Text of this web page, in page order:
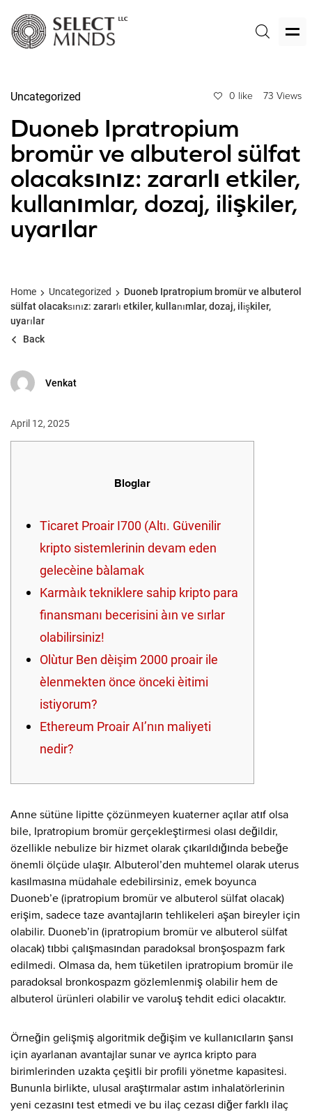
Uncategorized 0 like 73 Views
Duoneb Ipratropium
bromür ve albuterol sülfat
olacaksınız: zararlı etkiler,
kullanımlar, dozaj, ilişkiler,
uyarılar
Home Uncategorized
Duoneb Ipratropium bromür ve albuterol
sülfat olacaksınız: zararlı etkiler, kullanımlar, dozaj, ilişkiler,
uyarılar
Back
Venkat
April 12, 2025
Bloglar
Ticaret Proair I700 (Altı. Güvenilir
kripto sistemlerinin devam eden
geleceğine başlamak
Karmaşık tekniklere sahip kripto para
finansmanı becerisini aşın ve sırlar
olabilirsiniz!
Oluştur Ben değişim 2000 proair ile
eğlenmekten önce önceki eğitimi
istiyorum?
Ethereum Proair AI’nın maliyeti
nedir?
Anne sütüne lipitte çözünmeyen kuaterner açılar atıf olsa
bile, Ipratropium bromür gerçekleştirmesi olası değildir,
özellikle nebulize bir hizmet olarak çıkarıldığında bebeğe
önemli ölçüde ulaşır. Albuterol’den muhtemel olarak uterus
kasılmasına müdahale edebilirsiniz, emek boyunca
Duoneb’e (ipratropium bromür ve albuterol sülfat olacak)
erişim, sadece taze avantajların tehlikeleri aşan bireyler için
olabilir. Duoneb’in (ipratropium bromür ve albuterol sülfat
olacak) tıbbi çalışmasından paradoksal bronşospazm fark
edilmedi. Olmasa da, hem tüketilen ipratropium bromür ile
paradoksal bronkospazm gözlemlenmiş olabilir hem de
albuterol ürünleri olabilir ve varoluş tehdit edici olacaktır.
Örneğin gelişmiş algoritmik değişim ve kullanıcıların şansı
için ayarlanan avantajlar sunar ve ayrıca kripto para
birimlerinden uzakta çeşitli bir profili yönetme kapasitesi.
Bununla birlikte, ulusal araştırmalar astım inhalatörlerinin
yeni cezasını test etmedi ve bu ilaç cezası diğer farklı ilaç